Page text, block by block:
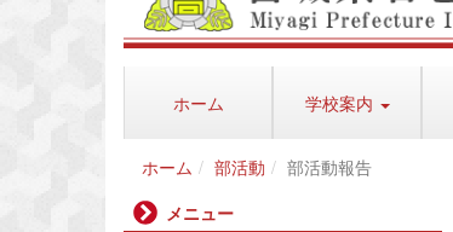
ホーム 学校案内
ホーム 部活動
部活動報告
メニュー